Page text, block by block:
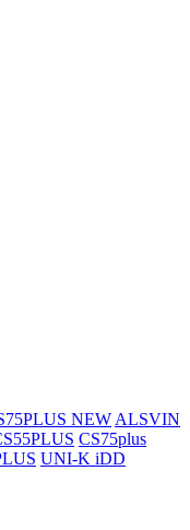
NEW ALSVIN
CS75plus
UNI-K iDD